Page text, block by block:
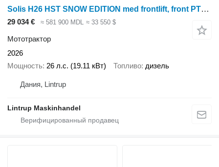
Solis H26 HST SNOW EDITION med frontlift, front PTO, Vario SHL150 snep
29 034 € ≈ 581 900 MDL ≈ 33 550 $
Мототрактор
2026
Мощность 26 л.с. (19.11 кВт) Топливо дизель
Дания, Lintrup
Lintrup Maskinhandel